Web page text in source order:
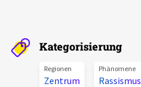
Veranstaltungen
Podcasts
Projektbeschreibung
Kontakt
Kategorisierung
Regionen
Zentrum
Phänomene
Rassismus